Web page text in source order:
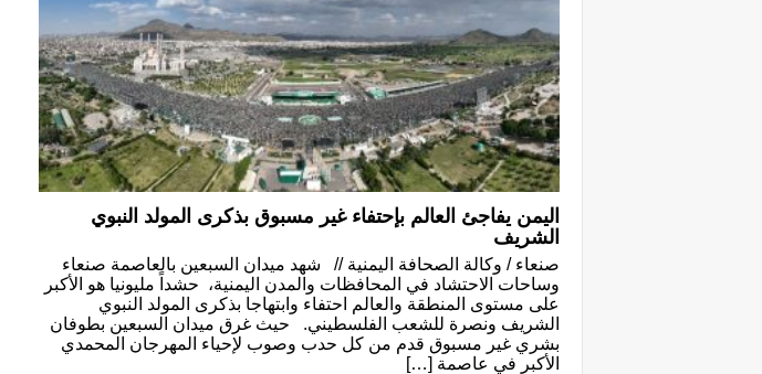
اليمن يفاجئ العالم بإحتفاء غير مسبوق بذكرى المولد النبوي
الشريف
صنعاء / وكالة الصحافة اليمنية // شهد ميدان السبعين بالعاصمة صنعاء
وساحات الاحتشاد في المحافظات والمدن اليمنية، حشداً مليونيا هو الأكبر
على مستوى المنطقة والعالم احتفاء وابتهاجا بذكرى المولد النبوي
الشريف ونصرة للشعب الفلسطيني. حيث غرق ميدان السبعين بطوفان
بشري غير مسبوق قدم من كل حدب وصوب لإحياء المهرجان المحمدي
الأكبر في عاصمة […]